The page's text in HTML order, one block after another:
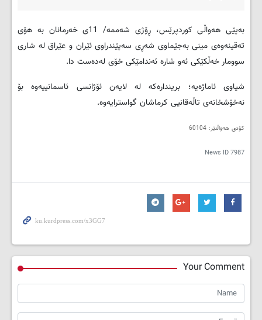
به‌پێی هه‌واڵی کوردپرێس، ڕۆژی شه‌ممه‌/ 11ی خه‌رمانان به‌ هۆی
ته‌قینه‌وه‌ی مینی به‌جێماوی شه‌ڕی سه‌پێندراوی ئێران و عێراق له‌ شاری
سوومار خه‌ڵکێکی ئه‌و شاره‌ ئه‌ندامێکی خۆی له‌ده‌ست دا.
شیاوی ئاماژه‌یه‌؛ برینداره‌که‌ له‌ لایه‌ن ئۆژانسی ئاسمانییه‌وه‌ بۆ
نه‌خۆشخانه‌ی تاڵه‌قانیی کرماشان گواسترایه‌وه‌.
کۆدی هه‌واڵنێر: 60104
News ID7987
Your Comment